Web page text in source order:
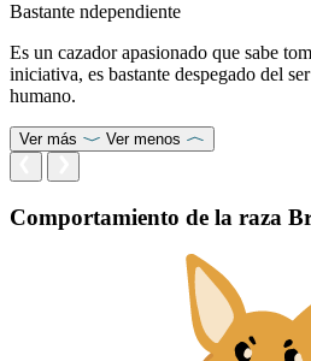
Bastante ndependiente
Es un cazador apasionado que sabe
iniciativa, es bastante despegado del ser
humano.
Ver más Ver menos
Comportamiento de la raza